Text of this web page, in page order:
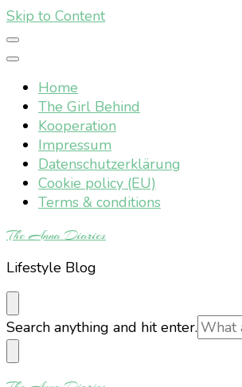
Skip to Content
Home
The Girl Behind
Kooperation
Impressum
Datenschutzerklärung
Cookie policy (EU)
Terms & conditions
The Anna Diaries
Lifestyle Blog
Looking
for
Something?
Search anything and hit enter.